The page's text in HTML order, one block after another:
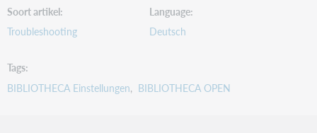
Soort artikel
Troubleshooting
Language
Deutsch
Tags
BIBLIOTHECA Einstellungen
BIBLIOTHECA OPEN